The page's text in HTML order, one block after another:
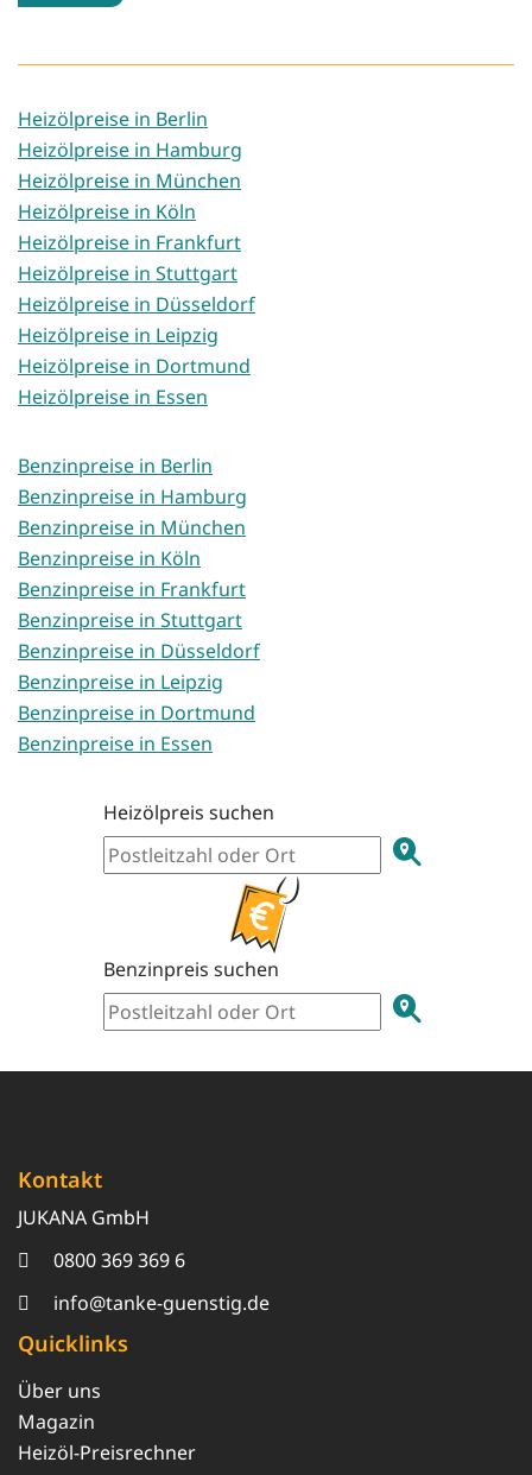
Heizölpreise in Berlin
Heizölpreise in Hamburg
Heizölpreise in München
Heizölpreise in Köln
Heizölpreise in Frankfurt
Heizölpreise in Stuttgart
Heizölpreise in Düsseldorf
Heizölpreise in Leipzig
Heizölpreise in Dortmund
Heizölpreise in Essen
Benzinpreise in Berlin
Benzinpreise in Hamburg
Benzinpreise in München
Benzinpreise in Köln
Benzinpreise in Frankfurt
Benzinpreise in Stuttgart
Benzinpreise in Düsseldorf
Benzinpreise in Leipzig
Benzinpreise in Dortmund
Benzinpreise in Essen
Heizölpreis suchen
Benzinpreis suchen
Kontakt
JUKANA GmbH
0800 369 369 6
info@tanke-guenstig.de
Quicklinks
Über uns
Magazin
Heizöl-Preisrechner